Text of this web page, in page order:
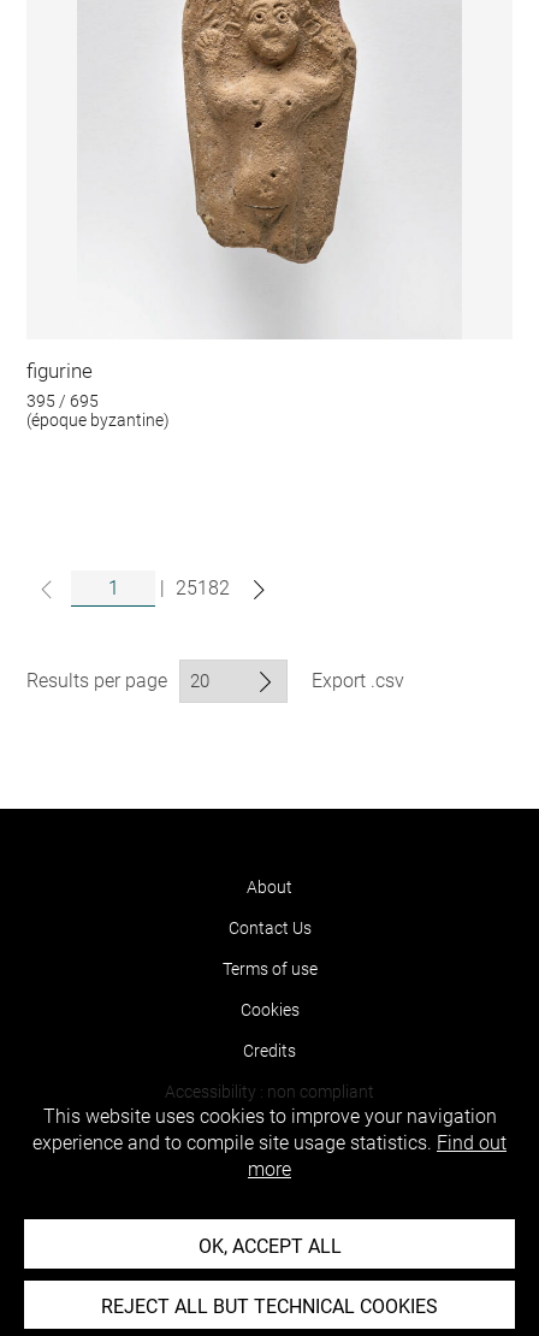
figurine
395 / 695
(époque byzantine)
| 25182
Results per page Export .csv
About
Contact Us
Terms of use
Cookies
Credits
Accessibility : non compliant
This website uses cookies to improve your navigation
experience and to compile site usage statistics. Find out
more
OK, ACCEPT ALL
REJECT ALL BUT TECHNICAL COOKIES